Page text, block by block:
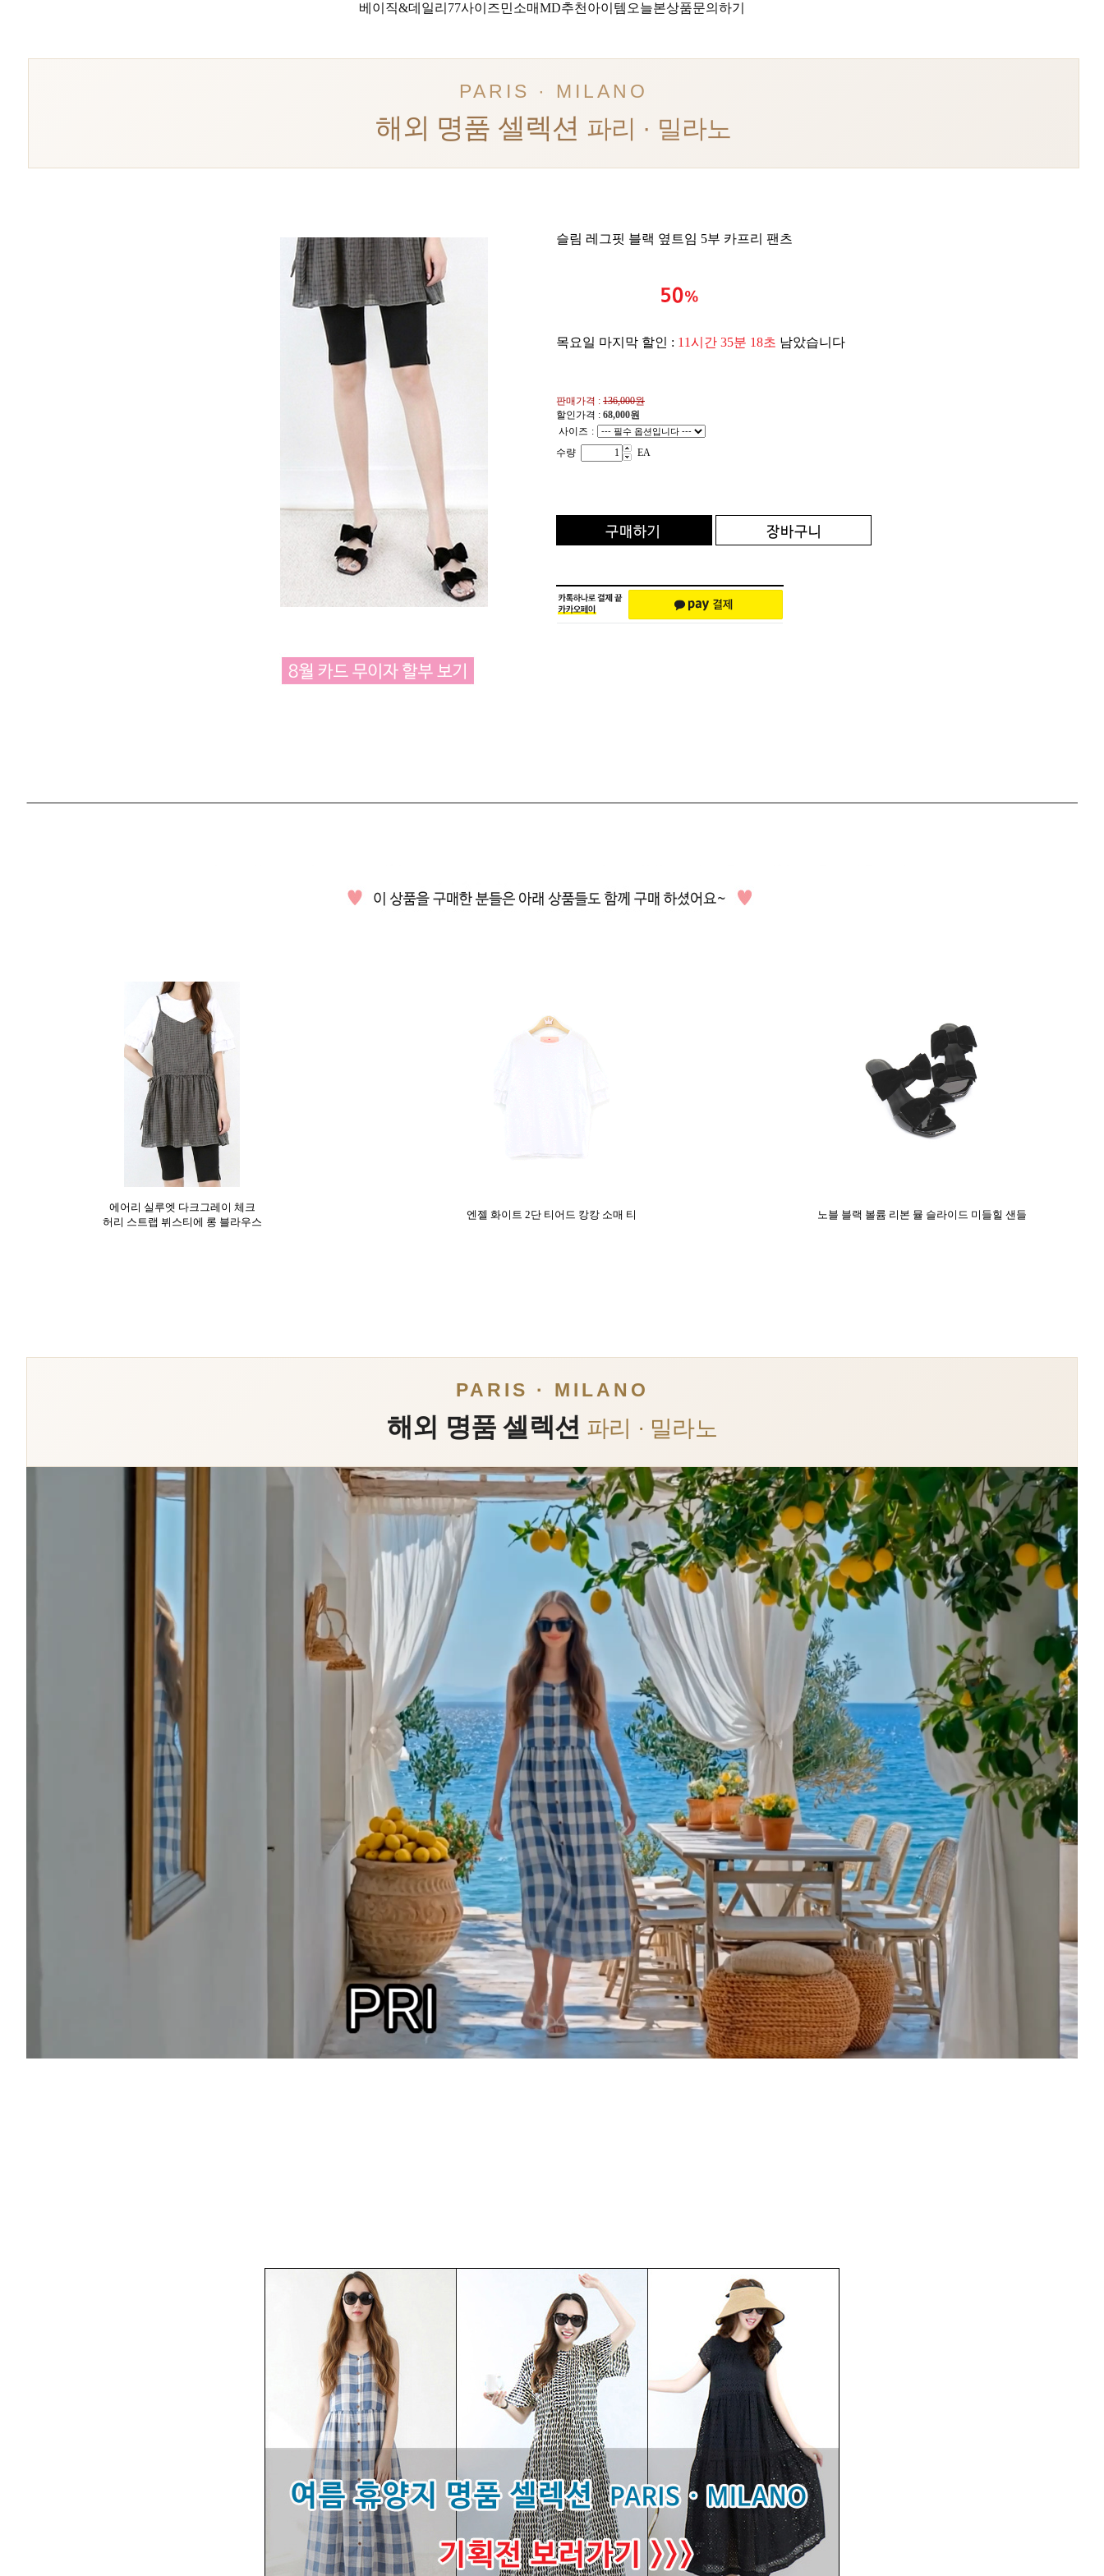
베이직&데일리 77사이즈민소매MD추천아이템 오늘본상품문의하기
PARIS · MILANO
해외 명품 셀렉션 파리 · 밀라노
슬림 레그핏 블랙 옆트임 5부 카프리 팬츠
목요일 마지막 할인 : 11시간 35분 17초 남았습니다
판매가격 : 136,000원
할인가격 : 68,000원
사이즈 :
수량
EA
에어리 실루엣 다크그레이 체크
허리 스트랩 뷔스티에 롱 블라우스
엔젤 화이트 2단 티어드 캉캉 소매 티 노블 블랙 볼륨 리본 뮬 슬라이드 미들힐 샌들
PARIS · MILANO
해외 명품 셀렉션 파리 · 밀라노